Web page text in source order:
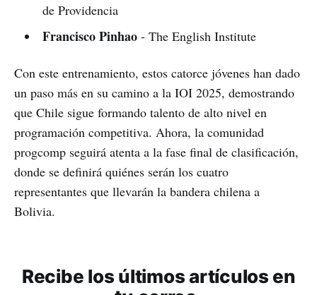
de Providencia
Francisco Pinhao- The English Institute
Con este entrenamiento, estos catorce jóvenes han dado
un paso más en su camino a la IOI 2025, demostrando
que Chile sigue formando talento de alto nivel en
programación competitiva. Ahora, la comunidad
progcomp seguirá atenta a la fase final de clasificación,
donde se definirá quiénes serán los cuatro
representantes que llevarán la bandera chilena a
Bolivia.
Recibe los últimos artículos en